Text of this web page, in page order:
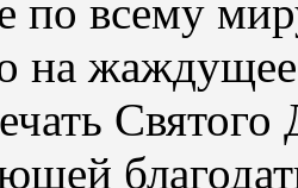
по всему
на
Святого